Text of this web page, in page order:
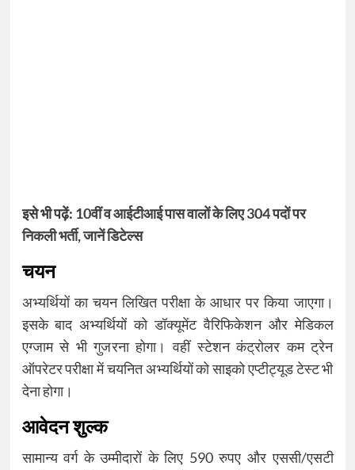
इसे भी पढ़ें: 10वीं व आईटीआई पास वालों के लिए 304 पदों पर
निकली भर्ती, जानें डिटेल्स
चयन
अभ्यर्थियों का चयन लिखित परीक्षा के आधार पर किया जाएगा।
इसके बाद अभ्यर्थियों को डॉक्यूमेंट वैरिफिकेशन और मेडिकल
एग्जाम से भी गुजरना होगा। वहीं स्टेशन कंट्रोलर कम ट्रेन
ऑपरेटर परीक्षा में चयनित अभ्यर्थियों को साइको एप्टीट्यूड टेस्ट भी
देना होगा।
आवेदन शुल्क
सामान्य वर्ग के उम्मीदारों के लिए 590 रुपए और एससी/एसटी